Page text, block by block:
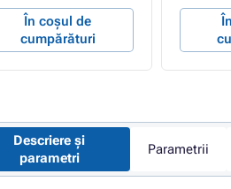
În coșul de
cumpărături
Descriere și
parametri
Parametrii